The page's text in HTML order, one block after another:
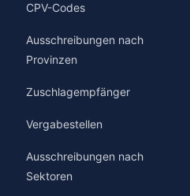
CPV-Codes
Ausschreibungen nach
Provinzen
Zuschlagempfänger
Vergabestellen
Ausschreibungen nach
Sektoren